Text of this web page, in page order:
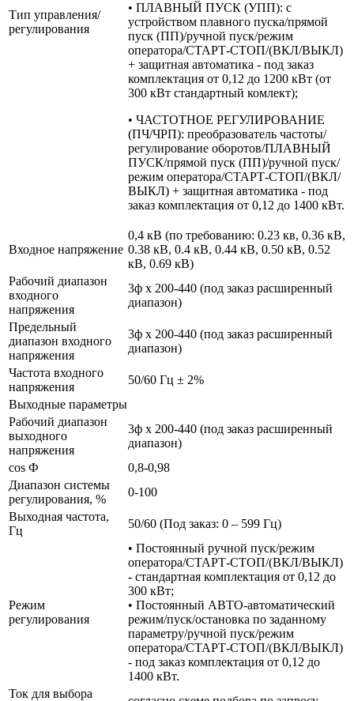
Тип управления/
регулирования
• ПЛАВНЫЙ ПУСК (УПП): с
устройством плавного пуска/прямой
пуск (ПП)/ручной пуск/режим
оператора/СТАРТ-СТОП/(ВКЛ/ВЫКЛ)
+ защитная автоматика - под заказ
комплектация от 0,12 до 1200 кВт (от
300 кВт стандартный комлект);
• ЧАСТОТНОЕ РЕГУЛИРОВАНИЕ
(ПЧ/ЧРП): преобразователь частоты/
регулирование оборотов/ПЛАВНЫЙ
ПУСК/прямой пуск (ПП)/ручной пуск/
режим оператора/СТАРТ-СТОП/(ВКЛ/
ВЫКЛ) + защитная автоматика - под
заказ комплектация от 0,12 до 1400 кВт.
Входное напряжение
0,4 кВ (по требованию: 0.23 кв, 0.36 кВ,
0.38 кВ, 0.4 кВ, 0.44 кВ, 0.50 кВ, 0.52
кВ, 0.69 кВ)
Рабочий диапазон
входного
напряжения
3ф х 200-440 (под заказ расширенный
диапазон)
Предельный
диапазон входного
напряжения
3ф х 200-440 (под заказ расширенный
диапазон)
Частота входного
напряжения
50/60 Гц ± 2%
Выходные параметры
Рабочий диапазон
выходного
напряжения
3ф х 200-440 (под заказ расширенный
диапазон)
cos Ф
0,8-0,98
Диапазон системы
регулирования, %
0-100
Выходная частота,
Гц
50/60 (Под заказ: 0 – 599 Гц)
Режим
регулирования
• Постоянный ручной пуск/режим
оператора/СТАРТ-СТОП/(ВКЛ/ВЫКЛ)
- стандартная комплектация от 0,12 до
300 кВт;
• Постоянный АВТО-автоматический
режим/пуск/остановка по заданному
параметру/ручной пуск/режим
оператора/СТАРТ-СТОП/(ВКЛ/ВЫКЛ)
- под заказ комплектация от 0,12 до
1400 кВт.
Ток для выбора